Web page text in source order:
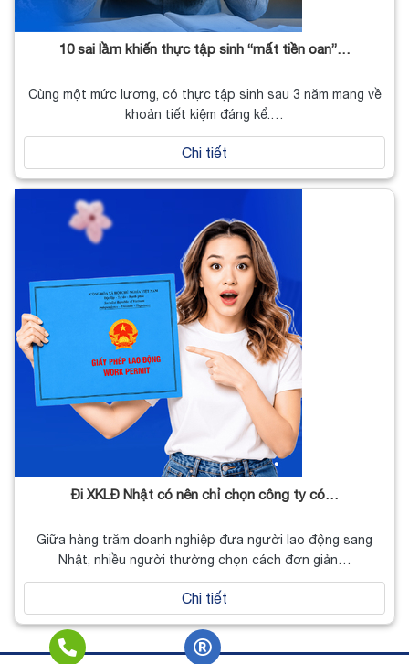
10 sai lầm khiến thực tập sinh “mất tiền oan”…
Cùng một mức lương, có thực tập sinh sau 3 năm mang về
khoản tiết kiệm đáng kể.…
Chi tiết
Đi XKLĐ Nhật có nên chỉ chọn công ty có…
Giữa hàng trăm doanh nghiệp đưa người lao động sang
Nhật, nhiều người thường chọn cách đơn giản…
Chi tiết